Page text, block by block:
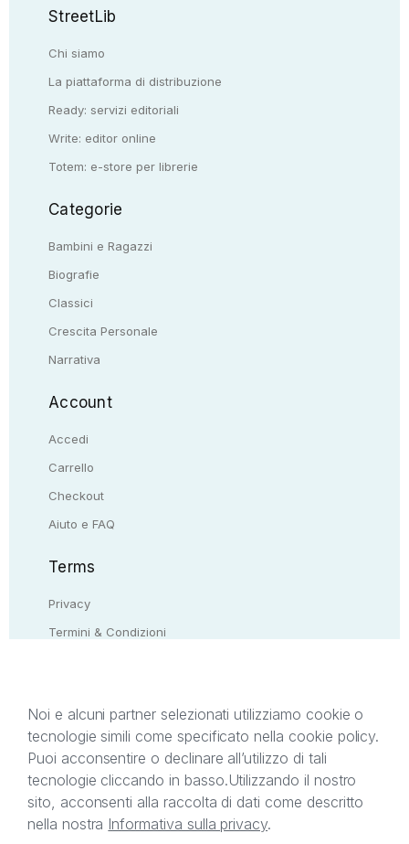
StreetLib
Chi siamo
La piattaforma di distribuzione
Ready: servizi editoriali
Write: editor online
Totem: e-store per librerie
Categorie
Bambini e Ragazzi
Biografie
Classici
Crescita Personale
Narrativa
Account
Accedi
Carrello
Checkout
Aiuto e FAQ
Terms
Privacy
Termini & Condizioni
Il presente sito web è di proprietà di StreetLib S.r.l.
C.F. e P.IVA 05338720963. StreetLib S.r.l. è
titolare di tutti i diritti di proprietà intellettuale
afferenti ai marchi, loghi e segni distintivi presenti
sul sito web. Si invita l’utente a prendere visione
Noi e alcuni partner selezionati utilizziamo cookie o
tecnologie simili come specificato nella cookie policy.
Puoi acconsentire o declinare all’utilizzo di tali
tecnologie cliccando in basso.Utilizzando il nostro
sito, acconsenti alla raccolta di dati come descritto
nella nostra Informativa sulla privacy.